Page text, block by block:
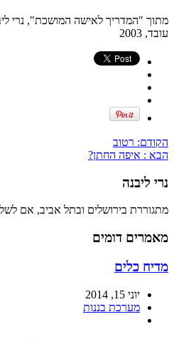
מתוך "המדריך לאישה המושכת", נרי
עובד, 2003
הקודם: רטוב
הבא : איפה החתן?
נרי ליבנה
מתגוררת בירושלים ובתל אביב, אם
מאמרים דומים
מדיח כלים
יוני 15, 2014
מערכת בננות